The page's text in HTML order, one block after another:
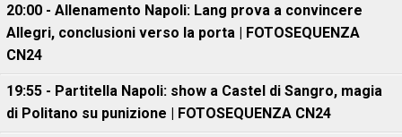
20:00 - Allenamento Napoli: Lang prova a convincere
Allegri, conclusioni verso la porta | FOTOSEQUENZA
CN24
19:55 - Partitella Napoli: show a Castel di Sangro, magia
di Politano su punizione | FOTOSEQUENZA CN24